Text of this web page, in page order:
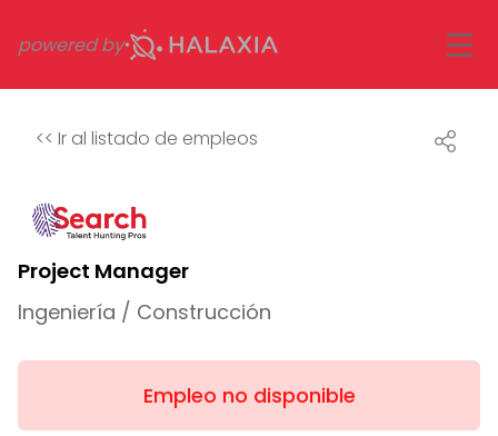
powered by
<< Ir al listado de empleos
Project Manager
Ingeniería / Construcción
Empleo no disponible